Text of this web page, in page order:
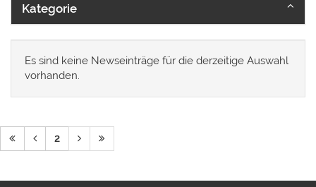
Kategorie
Es sind keine Newseinträge für die derzeitige Auswahl
vorhanden.
2